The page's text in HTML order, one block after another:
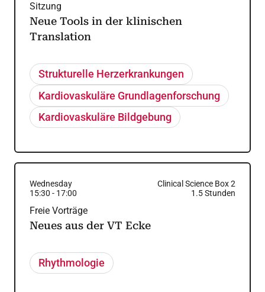
Sitzung
Neue Tools in der klinischen
Translation
Strukturelle Herzerkrankungen
Kardiovaskuläre Grundlagenforschung
Kardiovaskuläre Bildgebung
Wednesday
Clinical Science Box 2
15:30 - 17:00 1.5Stunden
Freie Vorträge
Neues aus der VT Ecke
Rhythmologie